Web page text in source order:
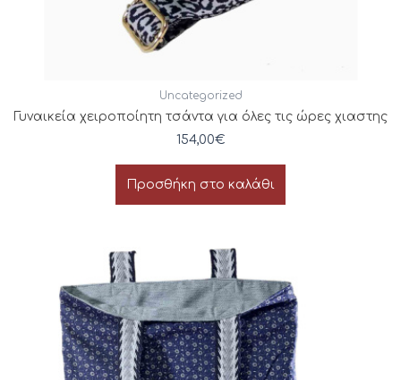
Uncategorized
Γυναικεία χειροποίητη τσάντα για όλες τις ώρες χιαστης
154,00€
Προσθήκη στο καλάθι